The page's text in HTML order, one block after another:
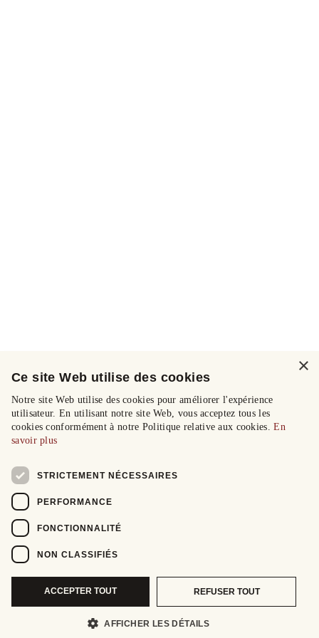
×
Ce site Web utilise des cookies
Notre site Web utilise des cookies pour améliorer l'expérience
utilisateur. En utilisant notre site Web, vous acceptez tous les
cookies conformément à notre Politique relative aux cookies.En
savoir plus
STRICTEMENT NÉCESSAIRES
PERFORMANCE
FONCTIONNALITÉ
NON CLASSIFIÉS
ACCEPTER TOUT REFUSER TOUT
AFFICHER LES DÉTAILS